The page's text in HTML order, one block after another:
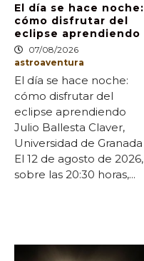
El día se hace noche:
cómo disfrutar del
eclipse aprendiendo
07/08/2026
astroaventura
El día se hace noche:
cómo disfrutar del
eclipse aprendiendo
Julio Ballesta Claver,
Universidad de Granada
El 12 de agosto de 2026,
sobre las 20:30 horas,...